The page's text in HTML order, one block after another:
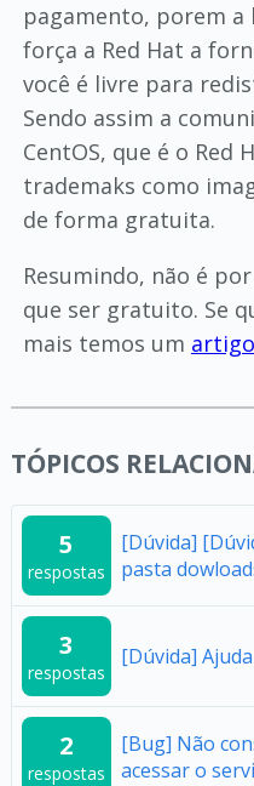
pagamento, porem a
força a Red Hat a
você é livre para
Sendo assim a
CentOS, que é o Red
trademaks como
de forma gratuita.
Resumindo, não é
que ser gratuito. Se
mais temos um
TÓPICOS
5
respostas
[Dúvida]
pasta
3
respostas
[Dúvida]
2
respostas
[Bug] Não
acessar o